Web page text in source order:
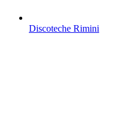
Discoteche Rimini